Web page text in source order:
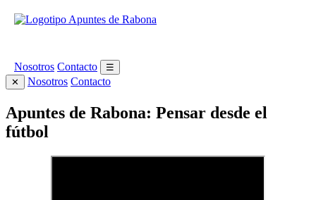
Nosotros Contacto
☰
✕
Nosotros Contacto
Apuntes de Rabona: Pensar desde el
fútbol